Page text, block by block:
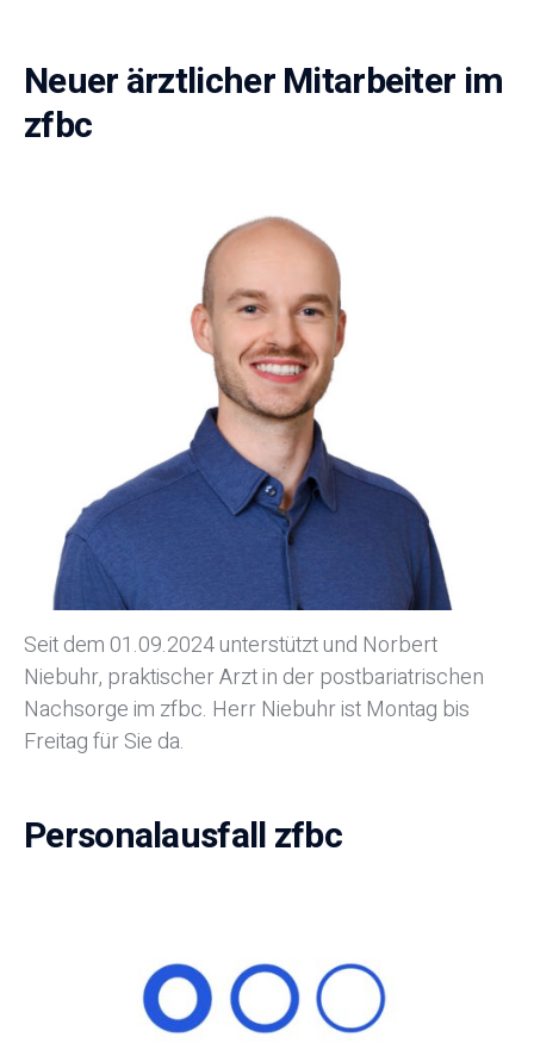
Neuer ärztlicher Mitarbeiter im
zfbc
Seit dem 01.09.2024 unterstützt und Norbert
Niebuhr, praktischer Arzt in der postbariatrischen
Nachsorge im zfbc. Herr Niebuhr ist Montag bis
Freitag für Sie da.
Personalausfall zfbc